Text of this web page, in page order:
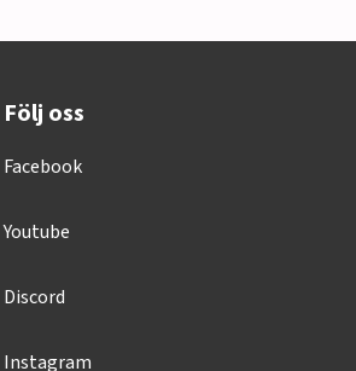
Följ oss
Facebook
Youtube
Discord
Instagram